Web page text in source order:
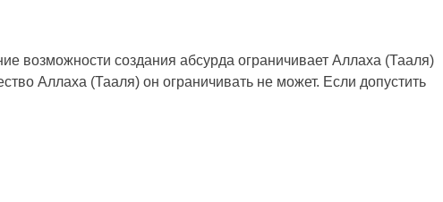
возможности создания абсурда ограничивает Аллаха (Тааля)
Аллаха (Тааля) он ограничивать не может. Если допустить